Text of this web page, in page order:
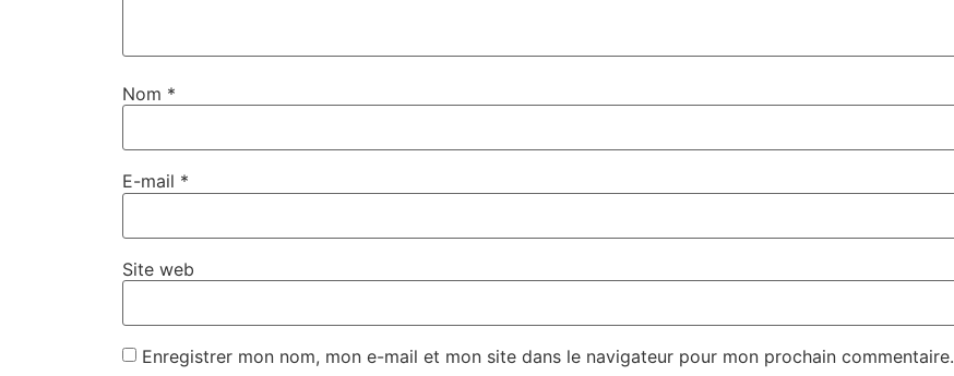
Nom *
E-mail *
Site web
Enregistrer mon nom, mon e-mail et mon site dans le navigateur pour mon prochain commentaire.